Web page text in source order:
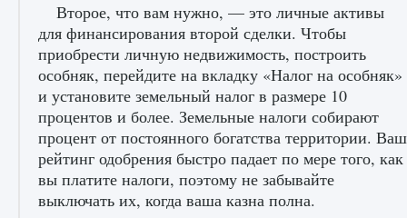
Все новые функции в режиме карьеры EA
FC 25
9 августа 2024 2 096 0 2
Второе, что вам нужно, — это личные активы
для финансирования второй сделки. Чтобы
приобрести личную недвижимость, построить
особняк, перейдите на вкладку «Налог на особняк»
и установите земельный налог в размере 10
процентов и более. Земельные налоги собирают
процент от постоянного богатства территории. Ваш
рейтинг одобрения быстро падает по мере того, как
вы платите налоги, поэтому не забывайте
выключать их, когда ваша казна полна.